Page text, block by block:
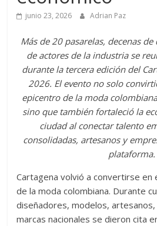
junio 23, 2026 Adrian Paz
Más de 20 pasarelas, decenas
de actores de la industria se
durante la tercera edición del
2026. El evento no solo
epicentro de la moda
sino que también fortaleció la
ciudad al conectar talento
consolidadas, artesanos y
plataforma.
Cartagena volvió a convertirse en
de la moda colombiana. Durante
diseñadores, modelos,
marcas nacionales se dieron cita